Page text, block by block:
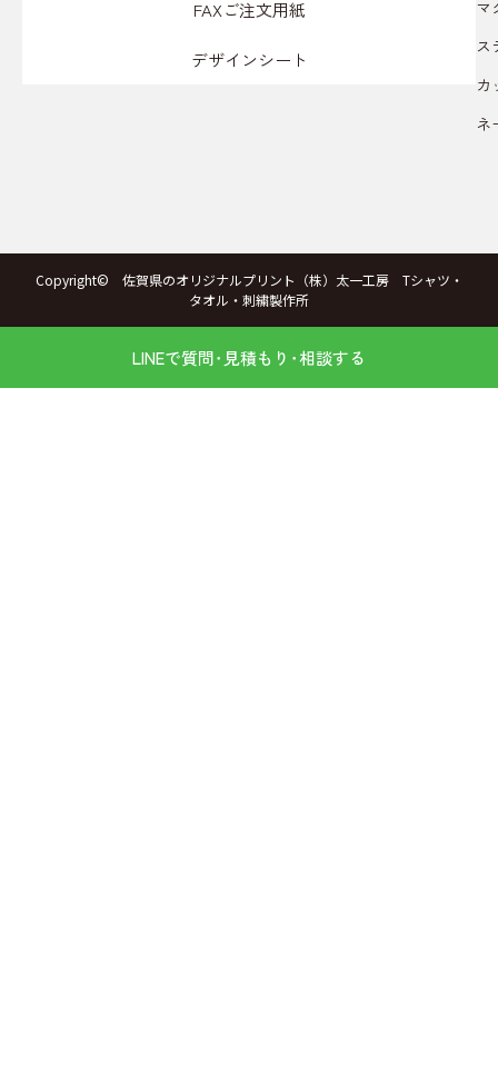
FAXご注文用紙
デザインシート
マ
ス
カ
ネ
Copyright© 佐賀県のオリジナルプリント（株）太一工房 Tシャツ・
タオル・刺繍製作所
LINEで質問･見積もり･相談する